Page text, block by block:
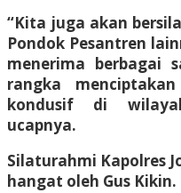
“Kita juga akan
Pondok Pesantren
menerima berbagai
rangka
kondusif di
ucapnya.
Silaturahmi Kapolres
hangat oleh Gus Kikin.